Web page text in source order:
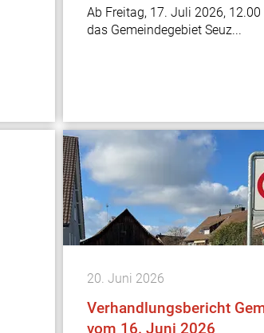
Ab Freitag, 17. Juli 2026,
das Gemeindegebiet Seuz...
20. Juni 2026
Verhandlungsbericht
vom 16. Juni 2026